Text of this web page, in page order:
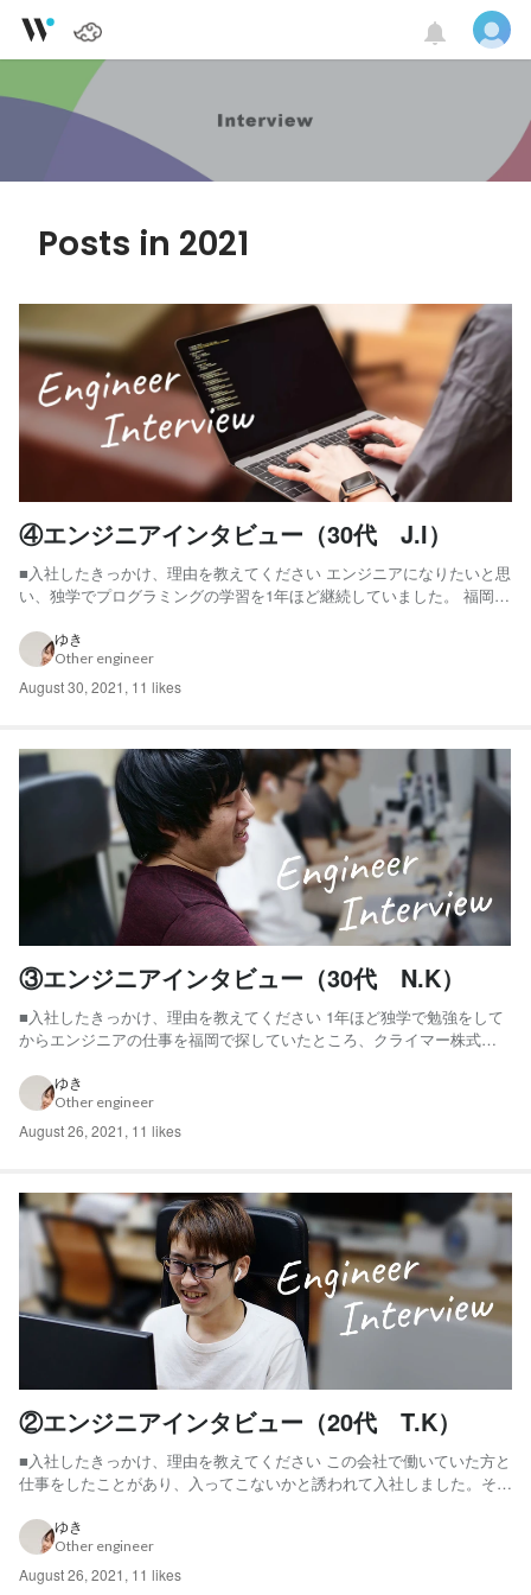
Posts in 2021
④エンジニアインタビュー（30代 J.I）
■入社したきっかけ、理由を教えてください エンジニアになりたいと思
い、独学でプログラミングの学習を1年ほど継続していました。 福岡に
語）を使った会社を探してる時にクライマーを見つけて応募しました。
■現在どんな仕事をしていますか？ PHPを使った既存サ...
ゆき
Other engineer
August 30, 2021 , 11 likes
③エンジニアインタビュー（30代 N.K）
■入社したきっかけ、理由を教えてください 1年ほど独学で勉強をして
からエンジニアの仕事を福岡で探していたところ、クライマー株式会
ている使用技術がPHPメインで自分の勉強してきた内容と一致してい
る ・HPに記載されていた「システム開発に加えてサーバ構...
ゆき
Other engineer
August 26, 2021 , 11 likes
②エンジニアインタビュー（20代 T.K）
■入社したきっかけ、理由を教えてください この会社で働いていた方と
仕事をしたことがあり、入ってこないかと誘われて入社しました。その
た。 ■現在どんな仕事をしていますか？ クライアントとの対応や要件
決めの仕事をしていますが、人に伝える難しさを実感してい...
ゆき
Other engineer
August 26, 2021 , 11 likes